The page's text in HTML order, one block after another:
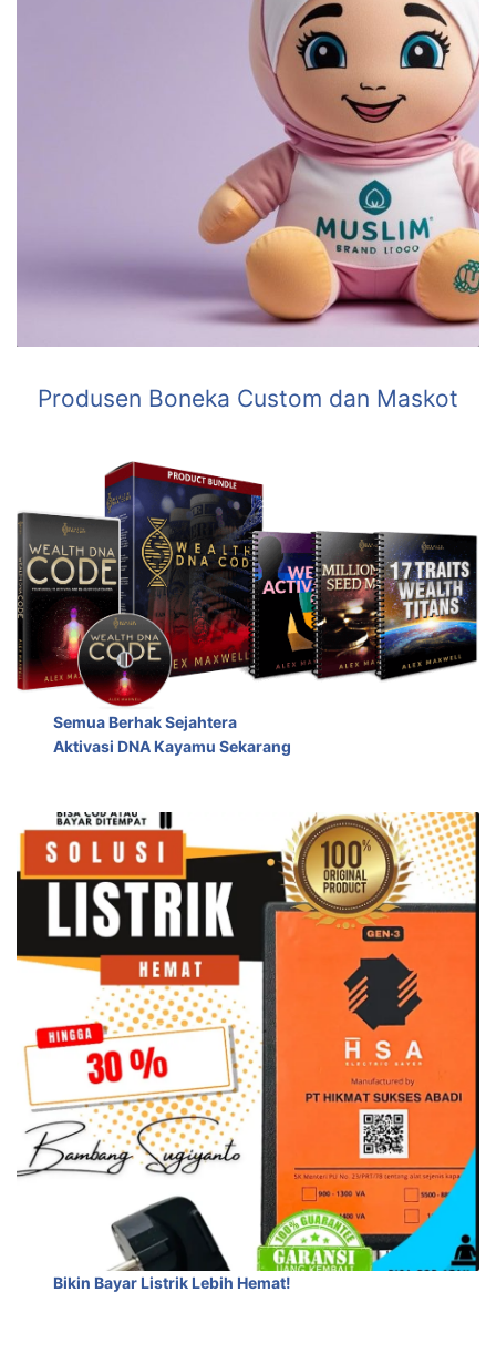
Produsen Boneka Custom dan Maskot
Semua Berhak Sejahtera
Aktivasi DNA Kayamu Sekarang
Bikin Bayar Listrik Lebih Hemat!